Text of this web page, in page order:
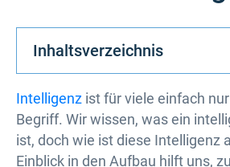
Inhaltsverzeichnis
Intelligenz ist für viele einfach
Begriff. Wir wissen, was ein
ist, doch wie ist diese Intelligenz
Einblick in den Aufbau hilft uns,